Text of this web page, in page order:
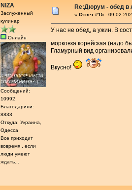
NIZA
Заслуженный
кулинар
Онлайн
Сообщений:
10992
Благодарили:
8833
Откуда: Украина,
Одесса
Все приходит
вовремя , если
люди умеют
ждать...
Re:Дюрум - обед в
« Ответ #15 :
У нас не обед, а ужин. В
морковка корейская (надо
Гламурный вид
Вкусно!